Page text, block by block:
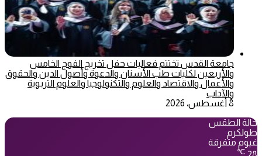
جامعة القدس تختتم فعاليات حفل تخريج الفوج الخامس
والأربعين لكليات طب الأسنان والدعوة وأصول الدين والحقوق
والأعمال والاقتصاد والعلوم والتكنولوجيا والعلوم التربوية
والآداب
8 أغسطس، 2026
حالة الطقس
طولكرم
غيوم متفرقة
℃